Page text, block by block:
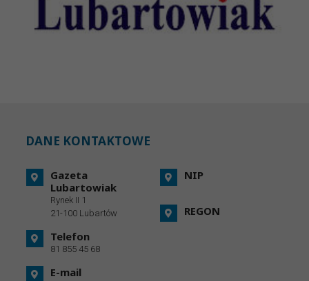
DANE KONTAKTOWE
Gazeta
Lubartowiak
Rynek II 1
21-100 Lubartów
Telefon
81 855 45 68
E-mail
NIP
REGON